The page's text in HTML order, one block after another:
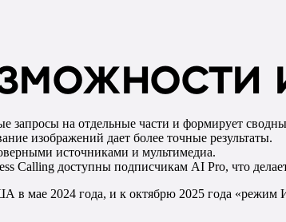
запросы на отдельные части и формирует
изображений дает более точные результаты.
источниками и мультимедиа.
Calling доступны подписчикам AI Pro, что
в мае 2024 года, и к октябрю 2025 года «режим